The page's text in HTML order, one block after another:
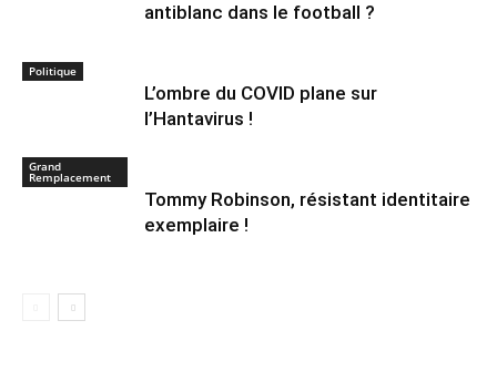
antiblanc dans le football ?
Politique
L’ombre du COVID plane sur
l’Hantavirus !
Grand
Remplacement
Tommy Robinson, résistant identitaire
exemplaire !